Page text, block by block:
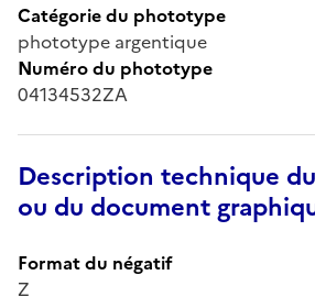
Catégorie du phototype
phototype argentique
Numéro du phototype
04134532ZA
Description technique
ou du document
Format du négatif
Z